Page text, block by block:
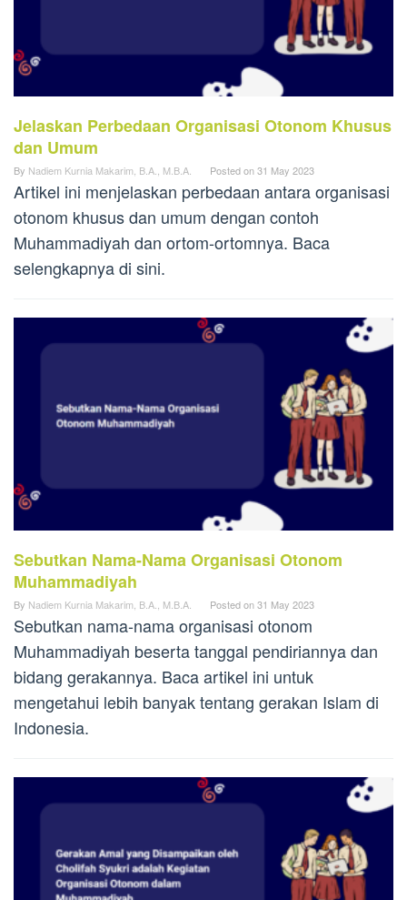
Jelaskan Perbedaan Organisasi Otonom Khusus
dan Umum
By Nadiem Kurnia Makarim, B.A., M.B.A. Posted on31 May 2023
Artikel ini menjelaskan perbedaan antara organisasi
otonom khusus dan umum dengan contoh
Muhammadiyah dan ortom-ortomnya. Baca
selengkapnya di sini.
Sebutkan Nama-Nama Organisasi Otonom
Muhammadiyah
By Nadiem Kurnia Makarim, B.A., M.B.A. Posted on31 May 2023
Sebutkan nama-nama organisasi otonom
Muhammadiyah beserta tanggal pendiriannya dan
bidang gerakannya. Baca artikel ini untuk
mengetahui lebih banyak tentang gerakan Islam di
Indonesia.